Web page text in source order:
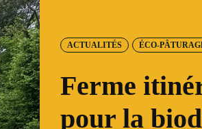
ACTUALITÉS ÉCO-
Ferme
pour la